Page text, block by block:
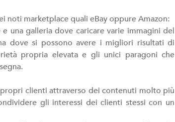
noti marketplace quali eBay oppure Amazon:
una galleria dove caricare varie immagini del
dove si possono avere i migliori risultati di
propria elevata e gli unici paragoni che
clienti attraverso dei contenuti molto più
gli interessi dei clienti stessi con un